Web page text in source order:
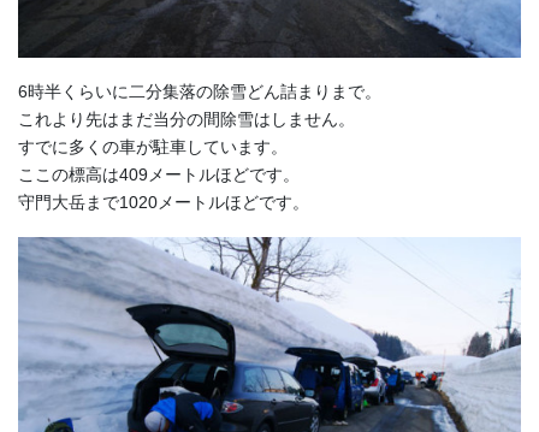
6時半くらいに二分集落の除雪どん詰まりまで。
これより先はまだ当分の間除雪はしません。
すでに多くの車が駐車しています。
ここの標高は409メートルほどです。
守門大岳まで1020メートルほどです。